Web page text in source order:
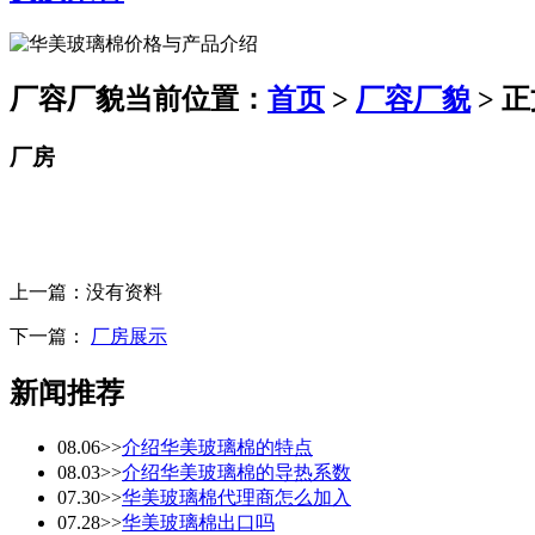
厂容厂貌当前位置： 首页 > 厂容厂貌> 正
厂房
上一篇： 没有资料
下一篇： 厂房展示
新闻推荐
08.06>>介绍华美玻璃棉的特点
08.03>>介绍华美玻璃棉的导热系数
07.30>>华美玻璃棉代理商怎么加入
07.28>>华美玻璃棉出口吗